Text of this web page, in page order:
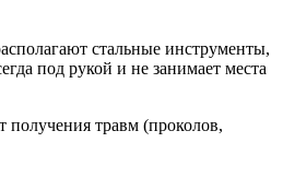
стальные инструменты,
под рукой и не занимает места
травм (проколов,